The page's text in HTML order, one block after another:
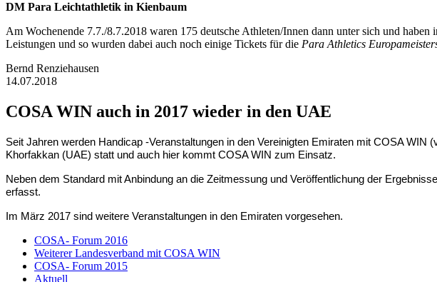
DM Para Leichtathletik in Kienbaum
Am Wochenende 7.7./8.7.2018 waren 175 deutsche Athleten/Innen dann unter sich und
Leistungen und so wurden dabei auch noch einige Tickets für die Para Athletics
Bernd Renziehausen
14.07.2018
COSA WIN auch in 2017 wieder in den UAE
Seit Jahren werden Handicap -Veranstaltungen in den Vereinigten Emiraten mit COSA
Khorfakkan (UAE) statt und auch hier kommt COSA WIN zum Einsatz.
Neben dem Standard mit Anbindung an die Zeitmessung und Veröffentlichung der
erfasst.
Im März 2017 sind weitere Veranstaltungen in den Emiraten vorgesehen.
COSA- Forum 2016
Weiterer Landesverband mit COSA WIN
COSA- Forum 2015
Aktuell